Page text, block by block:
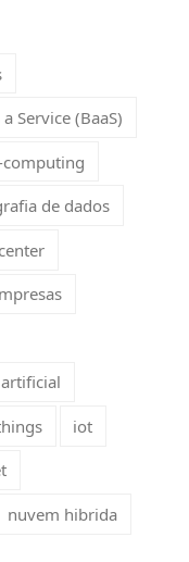
Service (BaaS)
de dados
iot
nuvem hibrida